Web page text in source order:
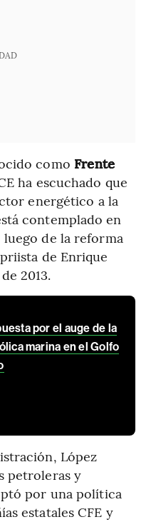
como Frente
ha escuchado que
energético a la
contemplado en
de la reforma
de Enrique
2013.
por el auge de la
marina en el Golfo
López
petroleras y
por una política
estatales CFE y